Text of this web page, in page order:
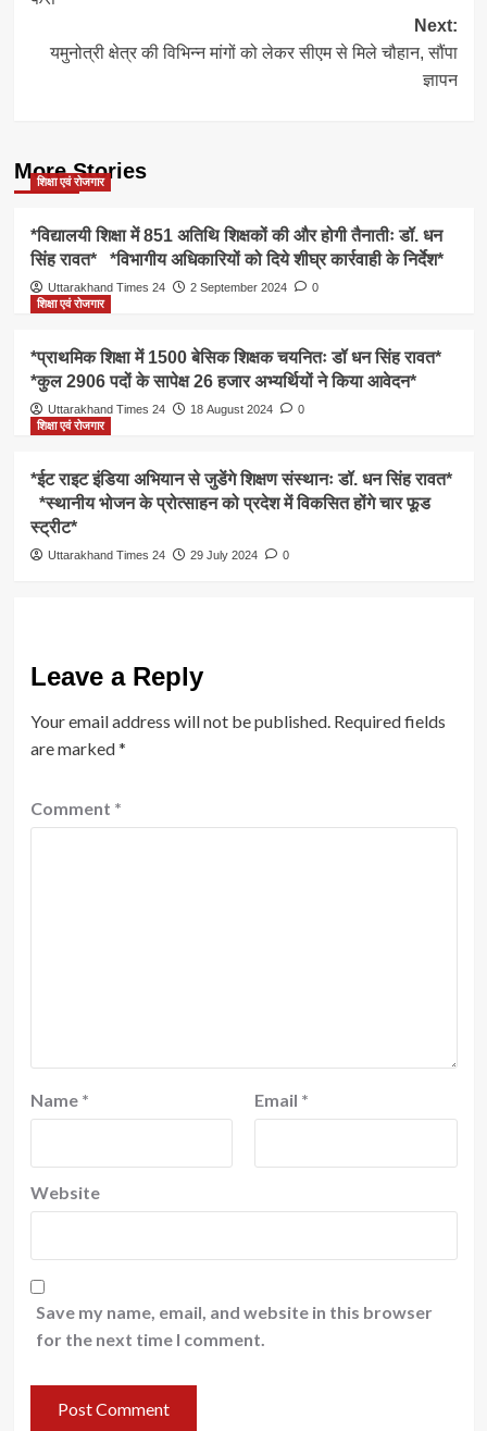
Next:
यमुनोत्री क्षेत्र की विभिन्न मांगों को लेकर सीएम से मिले चौहान, सौंपा
ज्ञापन
More Stories
शिक्षा एवं रोजगार
*विद्यालयी शिक्षा में 851 अतिथि शिक्षकों की और होगी तैनातीः डॉ. धन
सिंह रावत* *विभागीय अधिकारियों को दिये शीघ्र कार्रवाही के निर्देश*
Uttarakhand Times 24 2 September 2024
0
शिक्षा एवं रोजगार
*प्राथमिक शिक्षा में 1500 बेसिक शिक्षक चयनितः डॉ धन सिंह रावत*
*कुल 2906 पदों के सापेक्ष 26 हजार अभ्यर्थियों ने किया आवेदन*
Uttarakhand Times 24 18 August 2024
0
शिक्षा एवं रोजगार
*ईट राइट इंडिया अभियान से जुडेंगे शिक्षण संस्थानः डॉ. धन सिंह रावत*
*स्थानीय भोजन के प्रोत्साहन को प्रदेश में विकसित होंगे चार फूड
स्ट्रीट*
Uttarakhand Times 24 29 July 2024 0
Leave a Reply
Your email address will not be published. Required fields
are marked*
Comment *
Name * Email *
Website
Save my name, email, and website in this browser
for the next time I comment.